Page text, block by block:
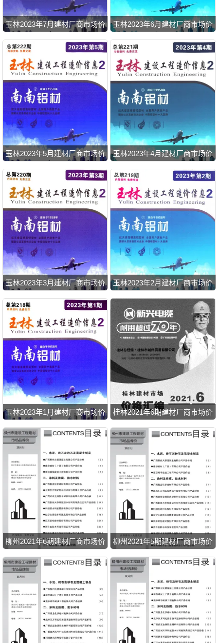
玉林2023年7月建材厂商市场价 玉林2023年6月建材厂商市场价
玉林2023年5月建材厂商市场价 玉林2023年4月建材厂商市场价
玉林2023年3月建材厂商市场价 玉林2023年2月建材厂商市场价
玉林2023年1月建材厂商市场价 桂林2021年6期建材厂商市场价
柳州2021年6期建材厂商市场价 柳州2021年5期建材厂商市场价